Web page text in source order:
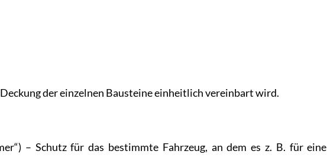
der einzelnen Bausteine einheitlich vereinbart wird.
– Schutz für das bestimmte Fahrzeug, an dem es z. B. für eine